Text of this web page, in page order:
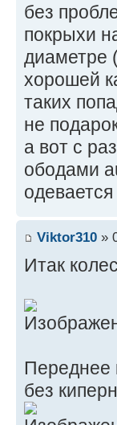
без
покрыхи
диаметре
хорошей
таких
не
а вот с
ободами
Viktor310 »
Итак
Переднее
без